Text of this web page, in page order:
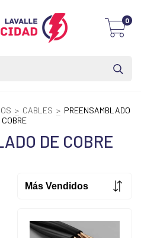
0
> CABLES > PREENSAMBLADO
COBRE
DE COBRE